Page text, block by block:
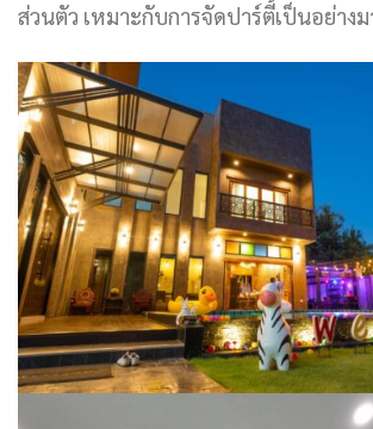
ส่วนตัว เหมาะกับการจัดปาร์ตี้เป็นอย่างม